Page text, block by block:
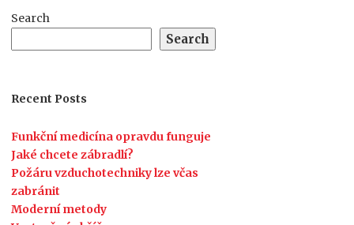
Search
Search
Recent Posts
Funkční medicína opravdu funguje
Jaké chcete zábradlí?
Požáru vzduchotechniky lze včas
zabránit
Moderní metody